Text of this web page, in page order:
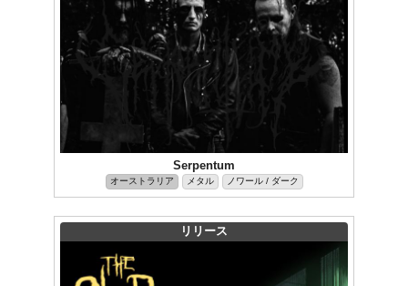
Serpentum
オーストラリア メタル ノワール / ダーク
リリース